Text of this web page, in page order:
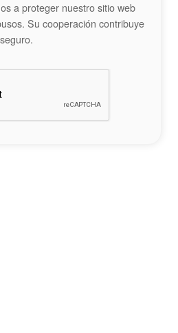
a proteger nuestro sitio web
Su cooperación contribuye